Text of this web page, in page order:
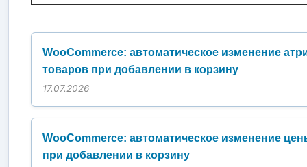
WooCommerce: автоматическое изменение
товаров при добавлении в корзину
17.07.2026
WooCommerce: автоматическое изменение
при добавлении в корзину